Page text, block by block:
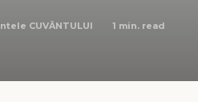
CUVÂNTULUI 1 min. read